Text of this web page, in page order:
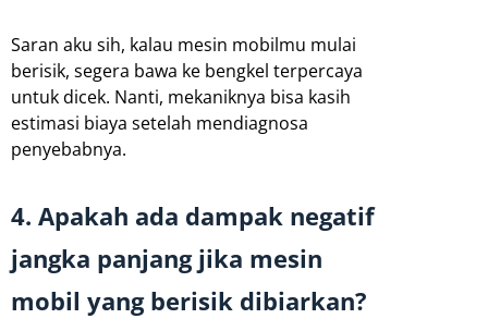
Saran aku sih, kalau mesin mobilmu mulai
berisik, segera bawa ke bengkel terpercaya
untuk dicek. Nanti, mekaniknya bisa kasih
estimasi biaya setelah mendiagnosa
penyebabnya.
4. Apakah ada dampak negatif
jangka panjang jika mesin
mobil yang berisik dibiarkan?